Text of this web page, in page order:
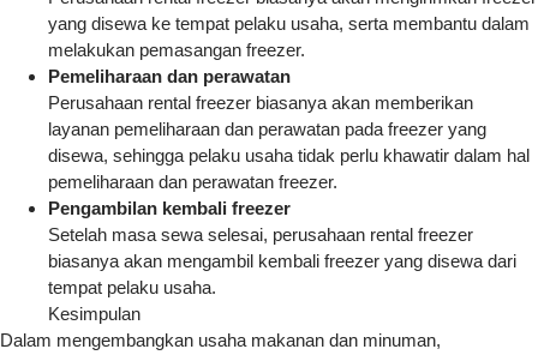
yang disewa ke tempat pelaku usaha, serta membantu dalam
melakukan pemasangan freezer.
Pemeliharaan dan perawatan
Perusahaan rental freezer biasanya akan memberikan
layanan pemeliharaan dan perawatan pada freezer yang
disewa, sehingga pelaku usaha tidak perlu khawatir dalam hal
pemeliharaan dan perawatan freezer.
Pengambilan kembali freezer
Setelah masa sewa selesai, perusahaan rental freezer
biasanya akan mengambil kembali freezer yang disewa dari
tempat pelaku usaha.
Kesimpulan
Dalam mengembangkan usaha makanan dan minuman,